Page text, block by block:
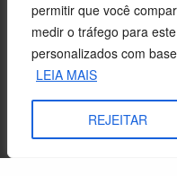
permitir que você
medir o tráfego para
personalizados com
LEIA MAIS
REJEITAR